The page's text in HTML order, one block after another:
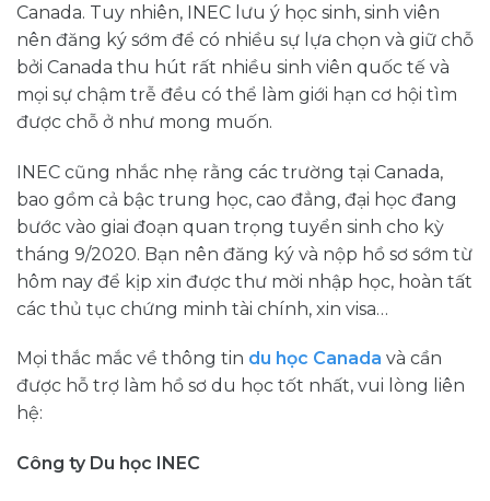
Canada. Tuy nhiên, INEC lưu ý học sinh, sinh viên
nên đăng ký sớm để có nhiều sự lựa chọn và giữ chỗ
bởi Canada thu hút rất nhiều sinh viên quốc tế và
mọi sự chậm trễ đều có thể làm giới hạn cơ hội tìm
được chỗ ở như mong muốn.
INEC cũng nhắc nhẹ rằng các trường tại Canada,
bao gồm cả bậc trung học, cao đẳng, đại học đang
bước vào giai đoạn quan trọng tuyển sinh cho kỳ
tháng 9/2020. Bạn nên đăng ký và nộp hồ sơ sớm từ
hôm nay để kịp xin được thư mời nhập học, hoàn tất
các thủ tục chứng minh tài chính, xin visa…
Mọi thắc mắc về thông tin du học Canada và cần
được hỗ trợ làm hồ sơ du học tốt nhất, vui lòng liên
hệ:
Công ty Du học INEC